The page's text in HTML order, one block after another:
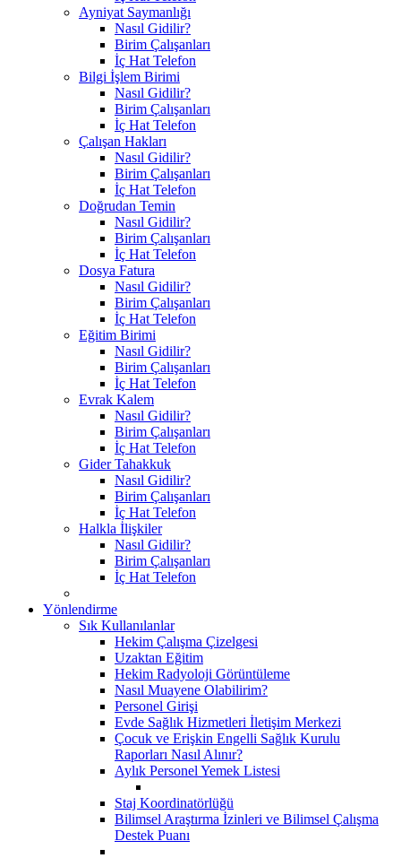
Ayniyat Saymanlığı
Nasıl Gidilir?
Birim Çalışanları
İç Hat Telefon
Bilgi İşlem Birimi
Nasıl Gidilir?
Birim Çalışanları
İç Hat Telefon
Çalışan Hakları
Nasıl Gidilir?
Birim Çalışanları
İç Hat Telefon
Doğrudan Temin
Nasıl Gidilir?
Birim Çalışanları
İç Hat Telefon
Dosya Fatura
Nasıl Gidilir?
Birim Çalışanları
İç Hat Telefon
Eğitim Birimi
Nasıl Gidilir?
Birim Çalışanları
İç Hat Telefon
Evrak Kalem
Nasıl Gidilir?
Birim Çalışanları
İç Hat Telefon
Gider Tahakkuk
Nasıl Gidilir?
Birim Çalışanları
İç Hat Telefon
Halkla İlişkiler
Nasıl Gidilir?
Birim Çalışanları
İç Hat Telefon
Yönlendirme
Sık Kullanılanlar
Hekim Çalışma Çizelgesi
Uzaktan Eğitim
Hekim Radyoloji Görüntüleme
Nasıl Muayene Olabilirim?
Personel Girişi
Evde Sağlık Hizmetleri İletişim Merkezi
Çocuk ve Erişkin Engelli Sağlık Kurulu
Raporları Nasıl Alınır?
Aylık Personel Yemek Listesi
Staj Koordinatörlüğü
Bilimsel Araştırma İzinleri ve Bilimsel Çalışma
Destek Puanı